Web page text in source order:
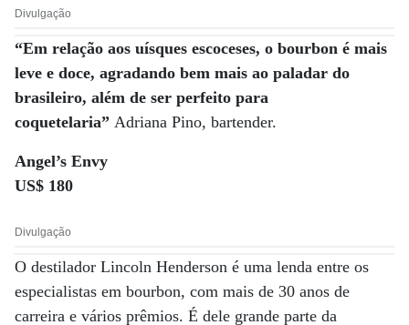
Divulgação
“Em relação aos uísques escoceses, o bourbon é mais
leve e doce, agradando bem mais ao paladar do
brasileiro, além de ser perfeito para
coquetelaria” Adriana Pino, bartender.
Angel’s Envy
US$ 180
Divulgação
O destilador Lincoln Henderson é uma lenda entre os
especialistas em bourbon, com mais de 30 anos de
carreira e vários prêmios. É dele grande parte da